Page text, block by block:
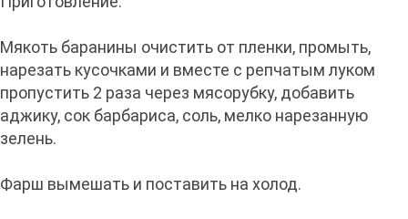
Мякоть баранины очистить от пленки, промыть,
нарезать кусочками и вместе с репчатым луком
пропустить 2 раза через мясорубку, добавить
аджику, сок барбариса, соль, мелко нарезанную
зелень.
Фарш вымешать и поставить на холод.